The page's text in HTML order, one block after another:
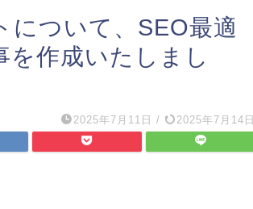
について、SEO最適
作成いたしまし
2025年7月11日 / 2025年7月14日